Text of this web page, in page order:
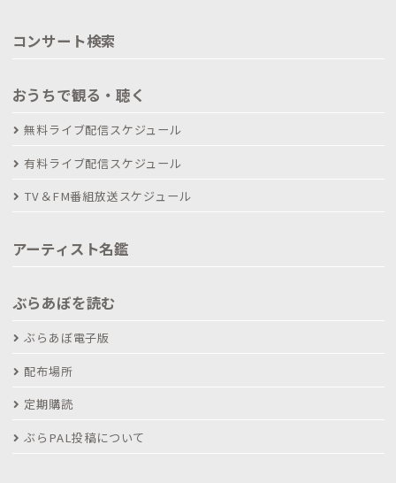
コンサート検索
おうちで観る・聴く
無料ライブ配信スケジュール
有料ライブ配信スケジュール
TV＆FM番組放送スケジュール
アーティスト名鑑
ぶらあぼを読む
ぶらあぼ電子版
配布場所
定期購読
ぶらPAL投稿について